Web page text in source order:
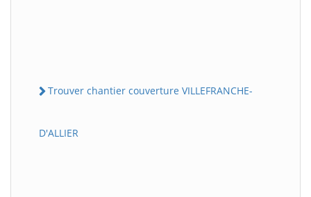
Trouver chantier couverture VILLEFRANCHE-
D'ALLIER